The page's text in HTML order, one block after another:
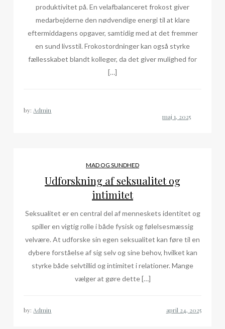
produktivitet på. En velafbalanceret frokost giver
medarbejderne den nødvendige energi til at klare
eftermiddagens opgaver, samtidig med at det fremmer
en sund livsstil. Frokostordninger kan også styrke
fællesskabet blandt kolleger, da det giver mulighed for
[…]
by:Admin
MAD OG SUNDHED
Udforskning af seksualitet og
intimitet
Seksualitet er en central del af menneskets identitet og
spiller en vigtig rolle i både fysisk og følelsesmæssig
velvære. At udforske sin egen seksualitet kan føre til en
dybere forståelse af sig selv og sine behov, hvilket kan
styrke både selvtillid og intimitet i relationer. Mange
vælger at gøre dette […]
by:Admin